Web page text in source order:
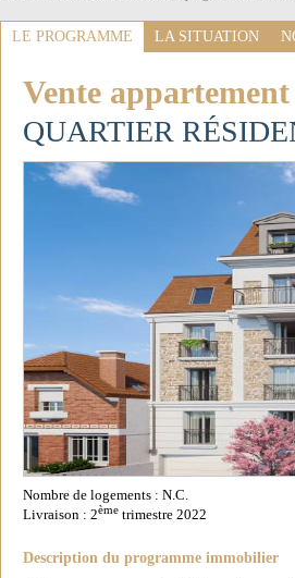
LE PROGRAMME LA SITUATION
Vente
QUARTIER
Nombre de logements : N.C.
Livraison : 2ème trimestre 2022
Description du programme immobilier